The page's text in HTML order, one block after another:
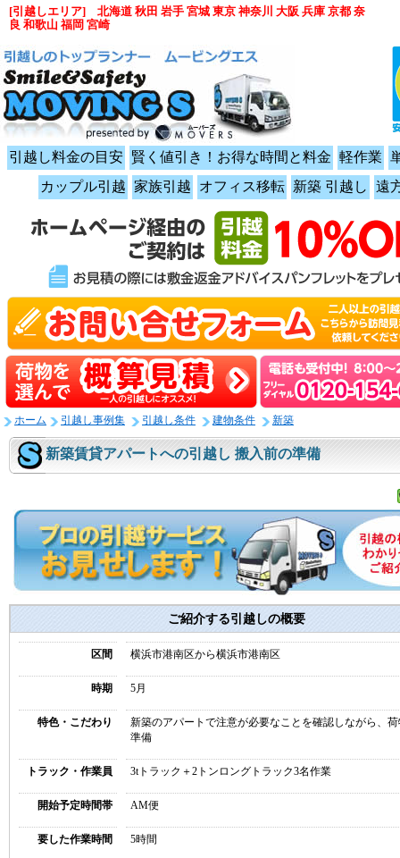
引越し料金の目安 賢く値引き！お得な時間と料金 軽作業
カップル引越 家族引越 オフィス移転 新築 引越し 遠
ホーム 引越し事例集 引越し条件 建物条件 新築
新築賃貸アパートへの引越し 搬入前の準備
ご紹介する引越しの概要
区間 横浜市港南区から横浜市港南区
時期 5月
特色・こだわり
新築のアパートで注意が必要なことを確認しながら、
準備
トラック・作業員 3tトラック＋2トンロングトラック3名作業
開始予定時間帯 AM便
要した作業時間 5時間
[引越しエリア] 北海道 秋田 岩手 宮城 東京 神奈川 大阪 兵庫 京都 奈
良 和歌山 福岡 宮崎